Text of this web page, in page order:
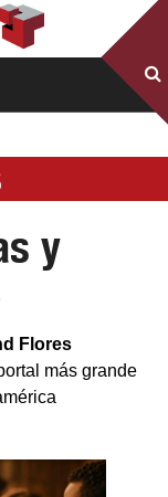
y
Flores
más grande